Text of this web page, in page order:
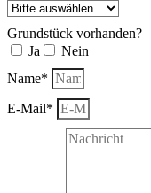
Grundstück vorhanden?
Ja
Nein
Name*
E-Mail*